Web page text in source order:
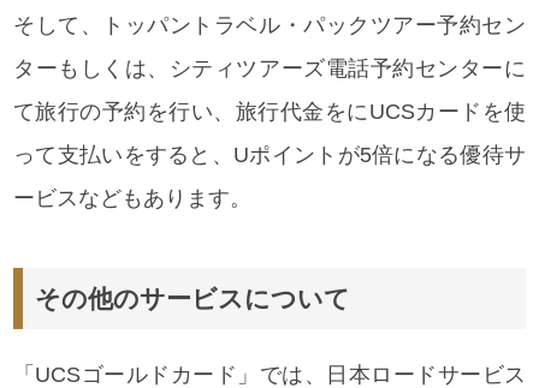
そして、トッパントラベル・パックツアー予約セン
ターもしくは、シティツアーズ電話予約センターに
て旅行の予約を行い、旅行代金をにUCSカードを使
って支払いをすると、Uポイントが5倍になる優待サ
ービスなどもあります。
その他のサービスについて
「UCSゴールドカード」では、日本ロードサービス